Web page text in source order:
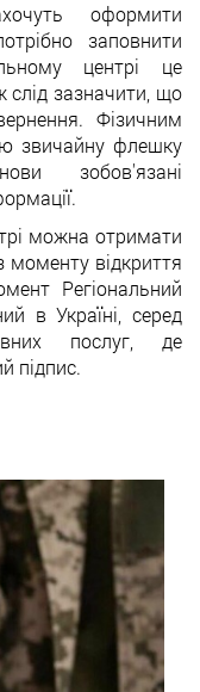
оформити
заповнити
центрі це
зазначити, що
Фізичним
звичайну флешку
зобов'язані
можна отримати
моменту відкриття
Регіональний
в Україні, серед
послуг, де
підпис.